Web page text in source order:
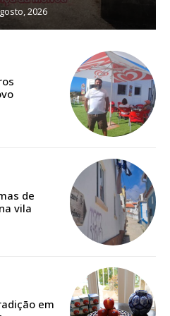
Assinatura
e ajude-nos a manter este serviço
os conteúdos exclusivos e versões
assinatura desejado:
2026
de
vila
em